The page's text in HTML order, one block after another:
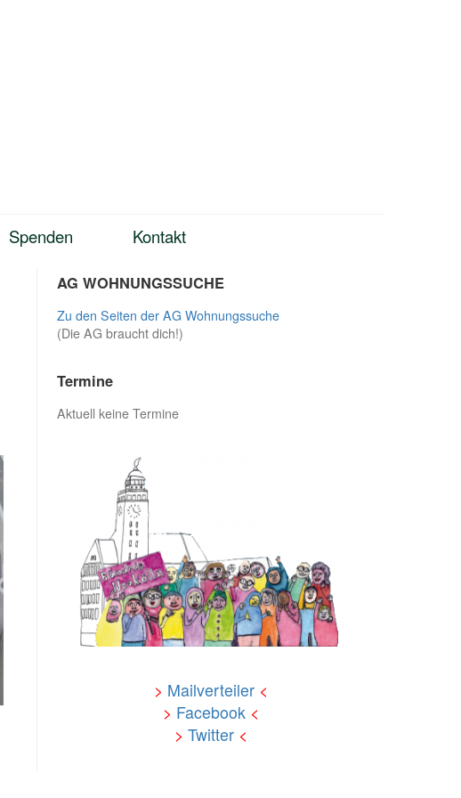
Spenden Kontakt
AG WOHNUNGSSUCHE
Zu den Seiten der AG Wohnungssuche
(Die AG braucht dich!)
Termine
Aktuell keine Termine
> Mailverteiler <
> Facebook <
> Twitter <